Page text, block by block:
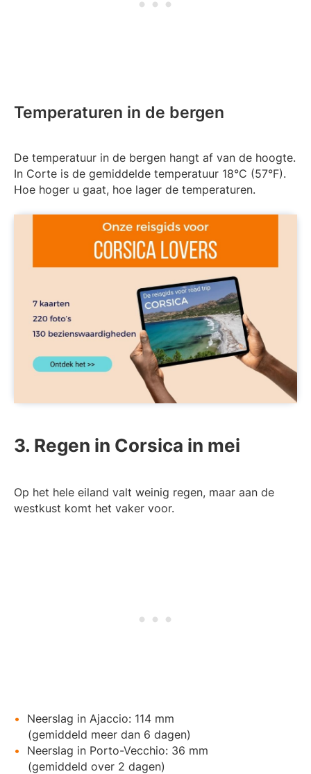
Temperaturen in de bergen
De temperatuur in de bergen hangt af van de hoogte.
In Corte is de gemiddelde temperatuur 18°C (57°F).
Hoe hoger u gaat, hoe lager de temperaturen.
3. Regen in Corsica in mei
Op het hele eiland valt weinig regen, maar aan de
westkust komt het vaker voor.
Neerslag in Ajaccio: 114 mm
(gemiddeld meer dan 6 dagen)
Neerslag in Porto-Vecchio: 36 mm
(gemiddeld over 2 dagen)